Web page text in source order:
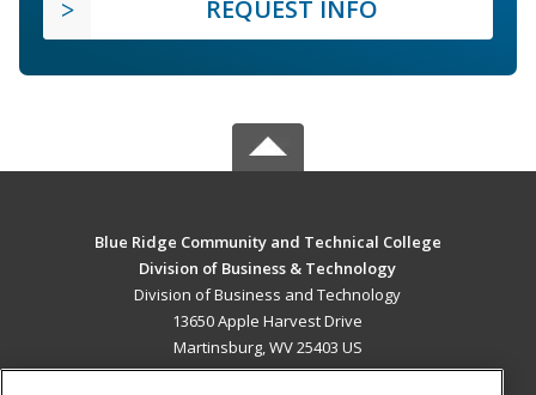
REQUEST INFO
Blue Ridge Community and Technical College
Division of Business & Technology
Division of Business and Technology
13650 Apple Harvest Drive
Martinsburg, WV 25403 US